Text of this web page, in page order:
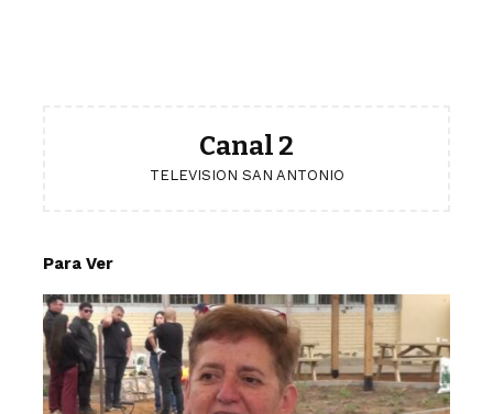
Canal 2
TELEVISION SAN ANTONIO
Para Ver